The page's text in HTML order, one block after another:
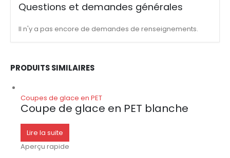
Questions et demandes générales
Il n'y a pas encore de demandes de renseignements.
PRODUITS SIMILAIRES
Coupes de glace en PET
Coupe de glace en PET blanche
Lire la suite
Aperçu rapide